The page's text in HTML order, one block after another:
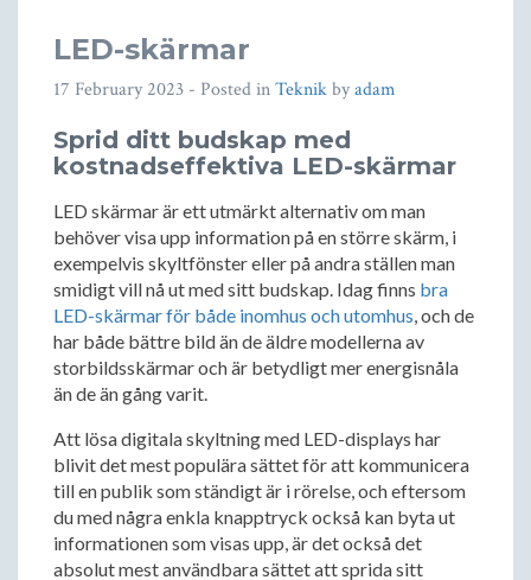
LED-skärmar
17 February 2023 - Posted inTeknikbyadam
Sprid ditt budskap med
kostnadseffektiva LED-skärmar
LED skärmar är ett utmärkt alternativ om man
behöver visa upp information på en större skärm, i
exempelvis skyltfönster eller på andra ställen man
smidigt vill nå ut med sitt budskap. Idag finns bra
LED-skärmar för både inomhus och utomhus, och de
har både bättre bild än de äldre modellerna av
storbildsskärmar och är betydligt mer energisnåla
än de än gång varit.
Att lösa digitala skyltning med LED-displays har
blivit det mest populära sättet för att kommunicera
till en publik som ständigt är i rörelse, och eftersom
du med några enkla knapptryck också kan byta ut
informationen som visas upp, är det också det
absolut mest användbara sättet att sprida sitt